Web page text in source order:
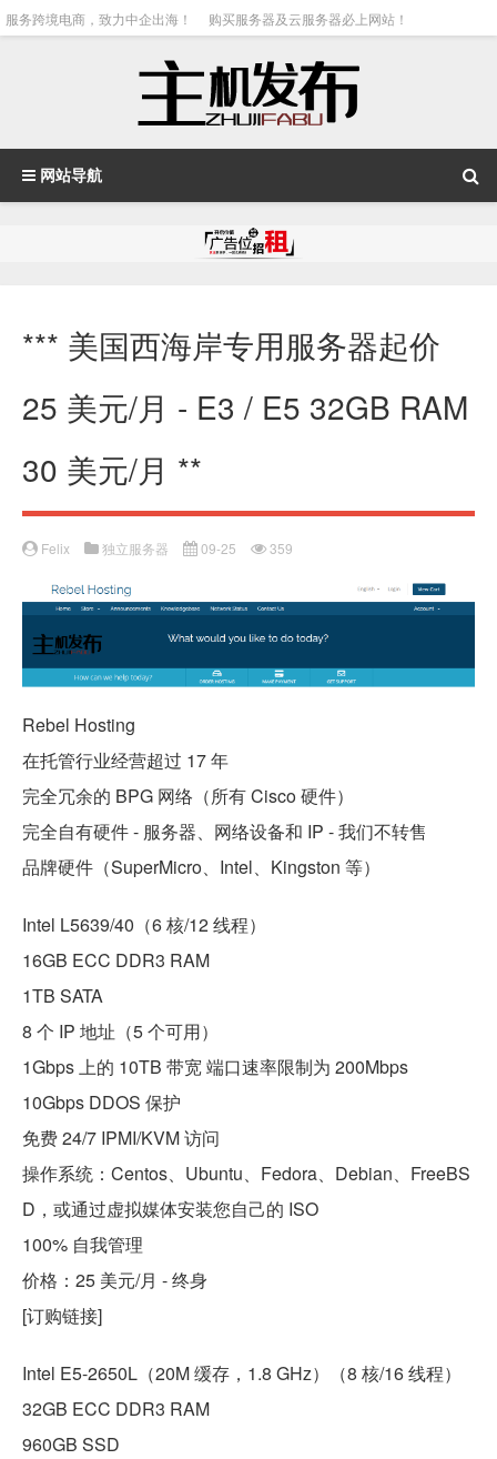
服务跨境电商，致力中企出海！ 购买服务器及云服务器必上网站！
网站导航
*** 美国西海岸专用服务器起价
25 美元/月 - E3 / E5 32GB RAM
30 美元/月 **
Felix 独立服务器 09-25 359
Rebel Hosting
在托管行业经营超过 17 年
完全冗余的 BPG 网络（所有 Cisco 硬件）
完全自有硬件 - 服务器、网络设备和 IP - 我们不转售
品牌硬件（SuperMicro、Intel、Kingston 等）
Intel L5639/40（6 核/12 线程）
16GB ECC DDR3 RAM
1TB SATA
8 个 IP 地址（5 个可用）
1Gbps 上的 10TB 带宽 端口速率限制为 200Mbps
10Gbps DDOS 保护
免费 24/7 IPMI/KVM 访问
操作系统：Centos、Ubuntu、Fedora、Debian、FreeBS
D，或通过虚拟媒体安装您自己的 ISO
100% 自我管理
价格：25 美元/月 - 终身
[订购链接]
Intel E5-2650L（20M 缓存，1.8 GHz）（8 核/16 线程）
32GB ECC DDR3 RAM
960GB SSD